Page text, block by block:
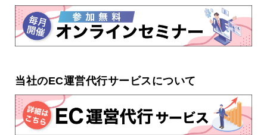
当社のEC運営代行サービスについて